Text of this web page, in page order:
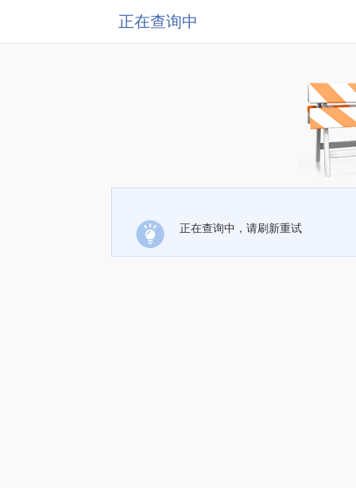
正在查询中
正在查询中，请刷新重试